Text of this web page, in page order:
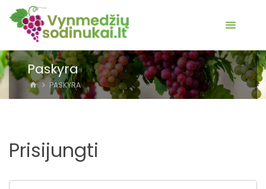
Paskyra
HOMEPASKYRA
Prisijungti